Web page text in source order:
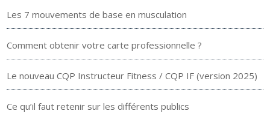
Les 7 mouvements de base en musculation
Comment obtenir votre carte professionnelle ?
Le nouveau CQP Instructeur Fitness / CQP IF (version 2025)
Ce qu’il faut retenir sur les différents publics